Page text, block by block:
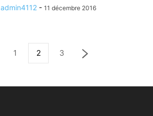
admin4112 - 11 décembre 2016
1 2 3